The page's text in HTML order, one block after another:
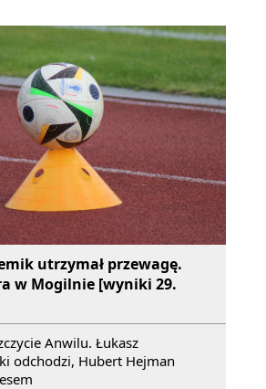
utrzymał przewagę.
w Mogilnie [wyniki 29.
Anwilu. Łukasz
odchodzi, Hubert Hejman